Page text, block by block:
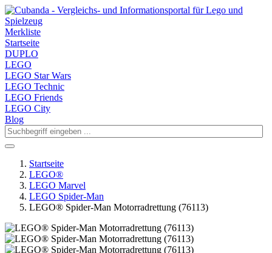
Merkliste
Startseite
DUPLO
LEGO
LEGO Star Wars
LEGO Technic
LEGO Friends
LEGO City
Blog
Startseite
LEGO®
LEGO Marvel
LEGO Spider-Man
LEGO® Spider-Man Motorradrettung (76113)